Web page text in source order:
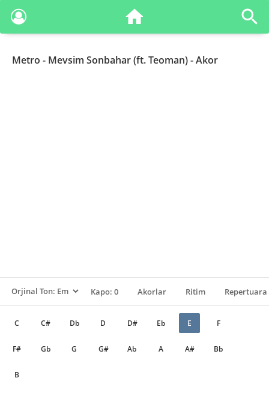
Metro - Mevsim Sonbahar (ft. Teoman) - Akor
Kapo: 0 Akorlar Ritim Repertuara
C C# Db D D# Eb E F
F# Gb G G# Ab A A# Bb
B